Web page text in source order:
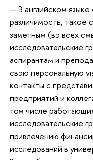
— В английском языке
различимость, такое
заметным (во всех
исследовательские
аспирантам и
свою персональную
контакты с
предприятий и
том числе
исследовательские
привлечению
исследований в